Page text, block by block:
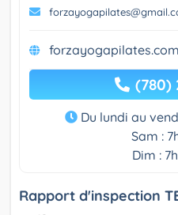
forzayogapilates.com
(780)
Du lundi au
Sam :
Dim :
Rapport d'inspection